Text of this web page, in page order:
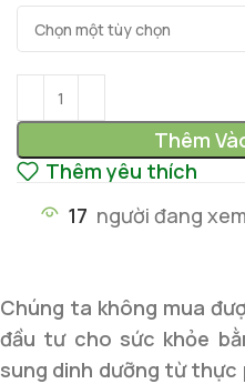
Thêm
Thêm yêu thích
17 người đang
Chúng ta không mua
đầu tư cho sức khỏe
sung dinh dưỡng từ thực